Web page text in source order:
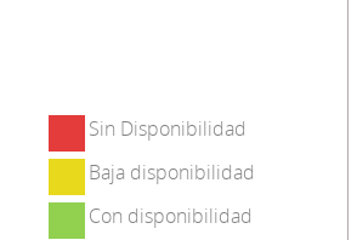
Sin Disponibilidad
Baja disponibilidad
Con disponibilidad